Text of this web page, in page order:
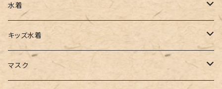
チュニック
タンクトップ
キャミソール
カーゴパンツ
サロペット
ガウチョ
オールインワン
サンダル
スニーカー
フラットシューズ
ショルダー
バックパック
カゴバッグ
その他
水着
ワンピース
ビキニ
キッズ水着
女の子
マスク